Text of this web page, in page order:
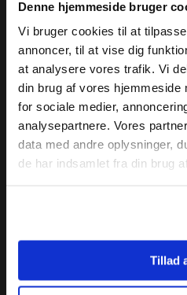
Denne hjemmeside bruger
Vi bruger cookies til at
annoncer, til at vise dig
at analysere vores trafik. Vi
din brug af vores hjemmeside
for sociale medier,
analysepartnere. Vores
data med andre oplysninger,
de har indsamlet fra din brug
Tillad